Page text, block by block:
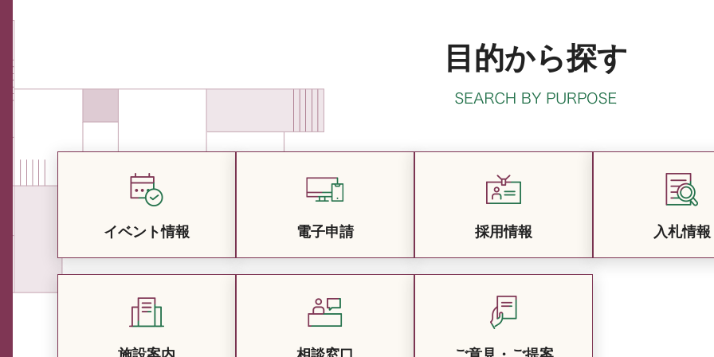
目的から探す
イベント情報 電子申請 採用情報 入札情報